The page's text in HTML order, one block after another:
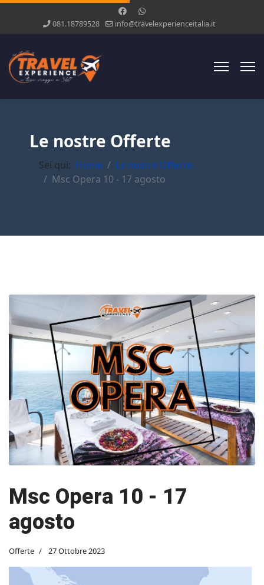
081.18789528 info@travelexperienceitalia.it
Le nostre Offerte
Sei qui: Home
Le nostre Offerte
Msc Opera 10 - 17 agosto
Msc Opera 10 - 17
agosto
Offerte 27 Ottobre 2023